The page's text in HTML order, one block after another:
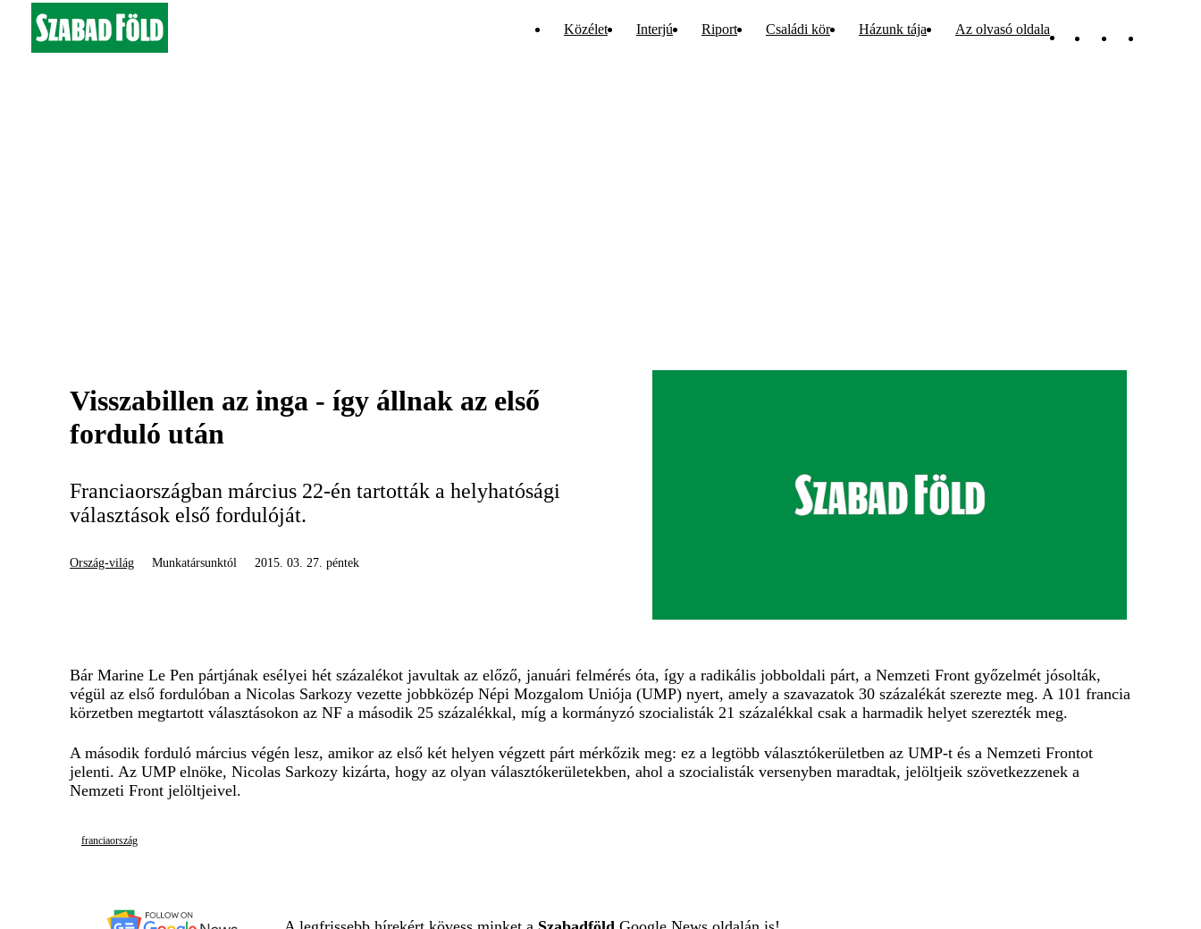
Közélet Interjú Riport Családi kör Házunk tája Az olvasó oldala
Visszabillen az inga - így állnak az első
forduló után
Franciaországban március 22-én tartották a helyhatósági
választások első fordulóját.
Ország-világ Munkatársunktól 2015. 03. 27. péntek
Bár Marine Le Pen pártjának esélyei hét százalékot javultak az előző, januári felmérés óta, így a radikális jobboldali párt, a Nemzeti Front győzelmét jósolták,
végül az első fordulóban a Nicolas Sarkozy vezette jobbközép Népi Mozgalom Uniója (UMP) nyert, amely a szavazatok 30 százalékát szerezte meg. A 101 francia
körzetben megtartott választásokon az NF a második 25 százalékkal, míg a kormányzó szocialisták 21 százalékkal csak a harmadik helyet szerezték meg.
A második forduló március végén lesz, amikor az első két helyen végzett párt mérkőzik meg: ez a legtöbb választókerületben az UMP-t és a Nemzeti Frontot
jelenti. Az UMP elnöke, Nicolas Sarkozy kizárta, hogy az olyan választókerületekben, ahol a szocialisták versenyben maradtak, jelöltjeik szövetkezzenek a
Nemzeti Front jelöltjeivel.
franciaország